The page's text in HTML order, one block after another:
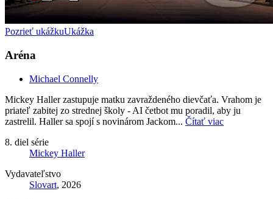
Pozrieť ukážkuUkážka
Aréna
Michael Connelly
Mickey Haller zastupuje matku zavraždeného dievčaťa. Vrahom je
priateľ zabitej zo strednej školy - AI četbot mu poradil, aby ju
zastrelil. Haller sa spojí s novinárom Jackom... Čítať viac
8. diel série
Mickey Haller
Vydavateľstvo
Slovart, 2026